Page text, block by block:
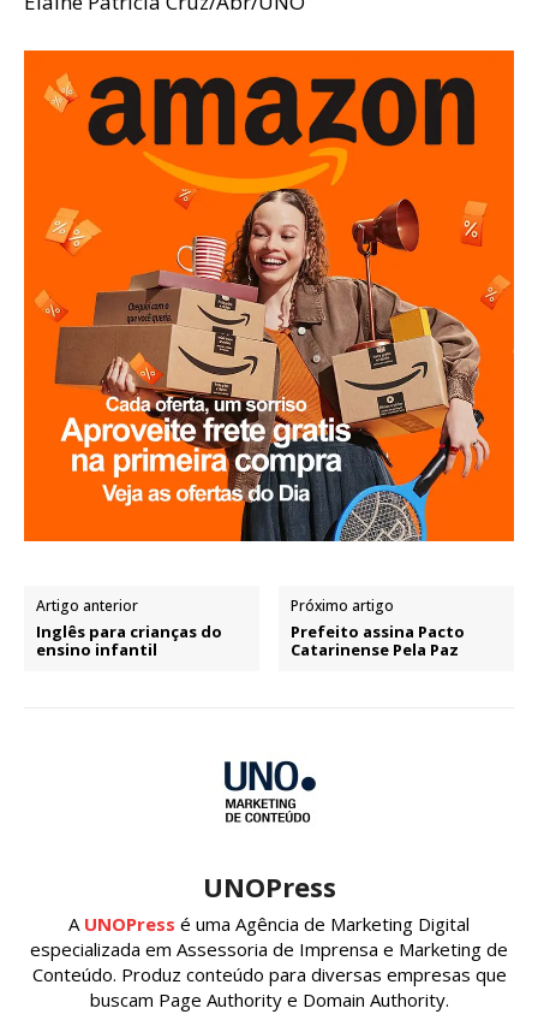
Artigo anterior
Inglês para crianças do
ensino infantil
Próximo artigo
Prefeito assina Pacto
Catarinense Pela Paz
UNOPress
A UNOPress é uma Agência de Marketing Digital
especializada em Assessoria de Imprensa e Marketing de
Conteúdo. Produz conteúdo para diversas empresas que
buscam Page Authority e Domain Authority.